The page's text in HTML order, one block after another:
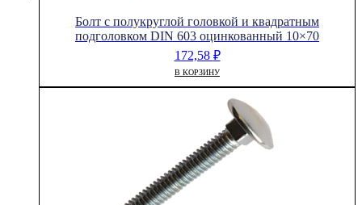
Болт с полукруглой головкой и квадратным
подголовком DIN 603 оцинкованный 10×70
172,58 ₽
В КОРЗИНУ